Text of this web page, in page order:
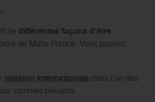
de différentes façons d’être
de Malte France. Vous pouvez
mission internationale dans l’un des
sommes présents.